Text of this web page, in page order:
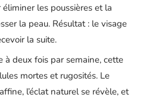
éliminer les poussières et la
la peau. Résultat : le visage
la suite.
à deux fois par semaine, cette
mortes et rugosités. Le
l’éclat naturel se révèle, et